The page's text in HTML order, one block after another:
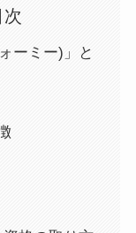
ーミー)」と